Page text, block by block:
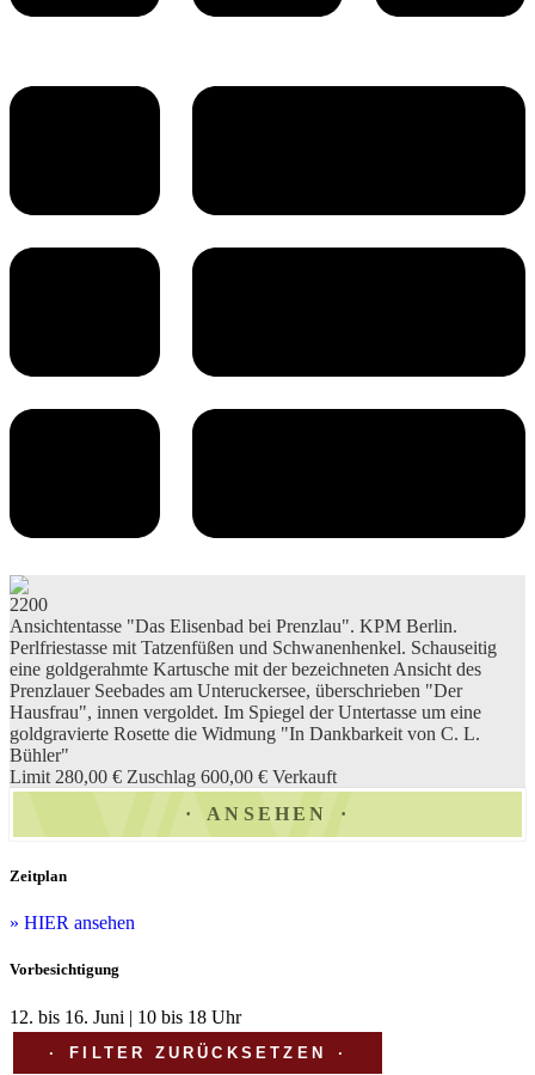
2200
Ansichtentasse "Das Elisenbad bei Prenzlau". KPM Berlin.
Perlfriestasse mit Tatzenfüßen und Schwanenhenkel. Schauseitig
eine goldgerahmte Kartusche mit der bezeichneten Ansicht des
Prenzlauer Seebades am Unteruckersee, überschrieben "Der
Hausfrau", innen vergoldet. Im Spiegel der Untertasse um eine
goldgravierte Rosette die Widmung "In Dankbarkeit von C. L.
Bühler"
Limit 280,00 € Zuschlag 600,00 € Verkauft
ANSEHEN
Zeitplan
» HIER ansehen
Vorbesichtigung
12. bis 16. Juni | 10 bis 18 Uhr
FILTER ZURÜCKSETZEN